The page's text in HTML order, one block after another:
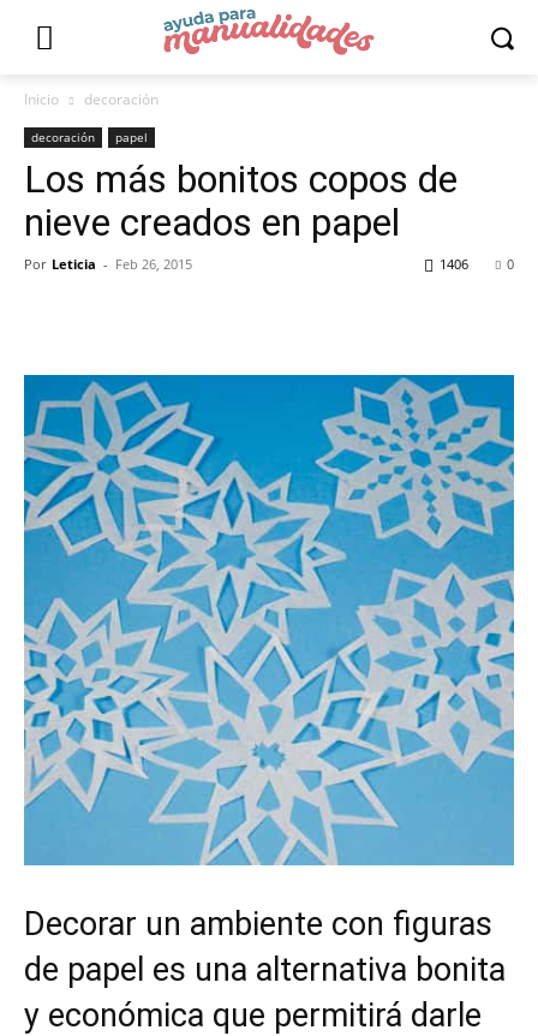
Inicio decoración
decoración papel
Los más bonitos copos de
nieve creados en papel
Por Leticia - Feb 26, 2015 0
1406
Decorar un ambiente con figuras
de papel es una alternativa bonita
y económica que permitirá darle